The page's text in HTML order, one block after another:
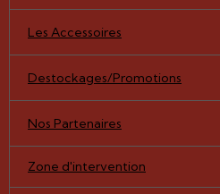
Les Accessoires
Destockages/Promotions
Nos Partenaires
Zone d'intervention